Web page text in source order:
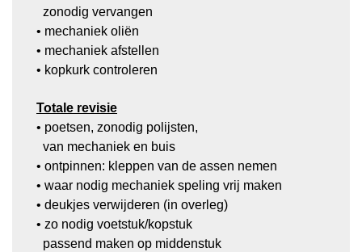
zonodig vervangen
• mechaniek oliën
• mechaniek afstellen
• kopkurk controleren
Totale revisie
• poetsen, zonodig polijsten,
van mechaniek en buis
• ontpinnen: kleppen van de assen nemen
• waar nodig mechaniek speling vrij maken
• deukjes verwijderen (in overleg)
• zo nodig voetstuk/kopstuk
passend maken op middenstuk